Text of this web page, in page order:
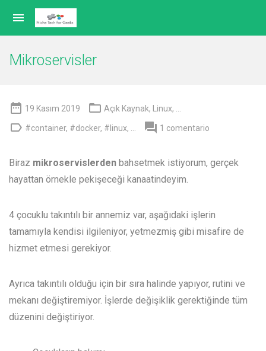

Mikroservisler
 19 Kasım 2019  Açık Kaynak, Linux, ...
 #container, #docker, #linux, ...  1 comentario
Biraz mikroservislerden bahsetmek istiyorum, gerçek
hayattan örnekle pekişeceği kanaatindeyim.
4 çocuklu takıntılı bir annemiz var, aşağıdaki işlerin
tamamıyla kendisi ilgileniyor, yetmezmiş gibi misafire de
hizmet etmesi gerekiyor.
Ayrıca takıntılı olduğu için bir sıra halinde yapıyor, rutini ve
mekanı değiştiremiyor. İşlerde değişiklik gerektiğinde tüm
düzenini değiştiriyor.